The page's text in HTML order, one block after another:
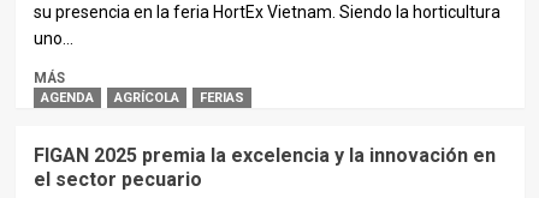
su presencia en la feria HortEx Vietnam. Siendo la horticultura
uno...
MÁS
AGENDA AGRÍCOLA FERIAS
FIGAN 2025 premia la excelencia y la innovación en
el sector pecuario